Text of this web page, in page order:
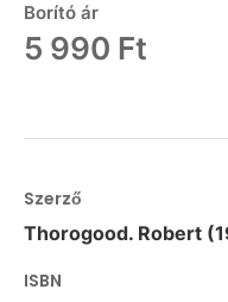
Borító ár
5 990 Ft
Szerző
Thorogood. Robert
ISBN